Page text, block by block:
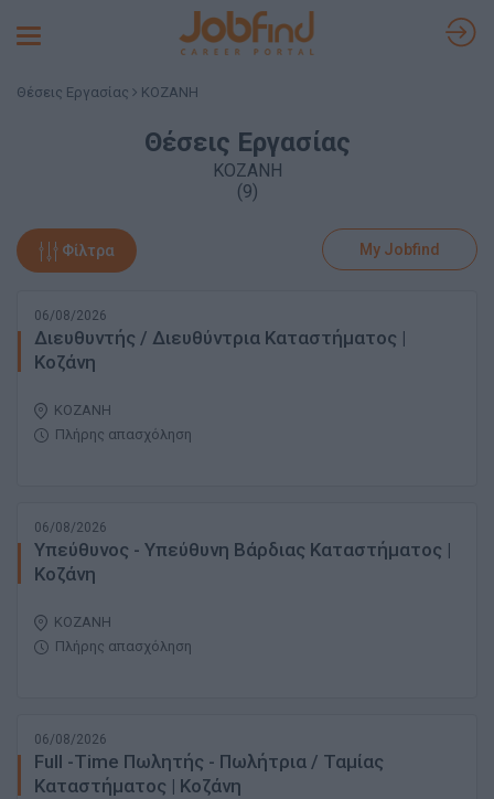
Toggle
Θέσεις Εργασίας ΚΟΖΑΝΗ
Θέσεις Εργασίας
ΚΟΖΑΝΗ
(9)
Φίλτρα My Jobfind
06/08/2026
Διευθυντής / Διευθύντρια Καταστήματος |
Κοζάνη
ΚΟΖΑΝΗ
Πλήρης απασχόληση
06/08/2026
Υπεύθυνος - Υπεύθυνη Βάρδιας Καταστήματος |
Κοζάνη
ΚΟΖΑΝΗ
Πλήρης απασχόληση
06/08/2026
Full -Time Πωλητής - Πωλήτρια / Ταμίας
Καταστήματος | Κοζάνη